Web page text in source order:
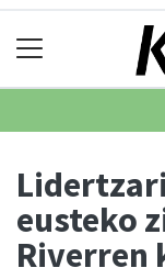
eusteko
Riverren